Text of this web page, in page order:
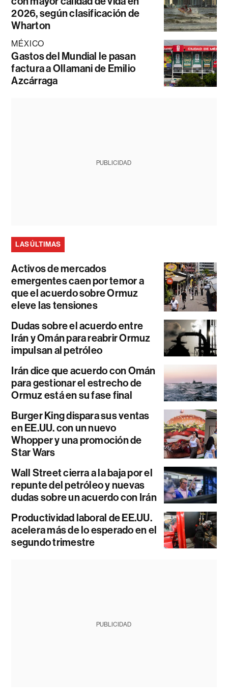
2026, según clasificación de
Wharton
MÉXICO
Gastos del Mundial le pasan
factura a Ollamani de Emilio
Azcárraga
PUBLICIDAD
LAS ÚLTIMAS
Activos de mercados
emergentes caen por temor a
que el acuerdo sobre Ormuz
eleve las tensiones
Dudas sobre el acuerdo entre
Irán y Omán para reabrir Ormuz
impulsan al petróleo
Irán dice que acuerdo con Omán
para gestionar el estrecho de
Ormuz está en su fase final
Burger King dispara sus ventas
en EE.UU. con un nuevo
Whopper y una promoción de
Star Wars
Wall Street cierra a la baja por el
repunte del petróleo y nuevas
dudas sobre un acuerdo con Irán
Productividad laboral de EE.UU.
acelera más de lo esperado en el
segundo trimestre
PUBLICIDAD